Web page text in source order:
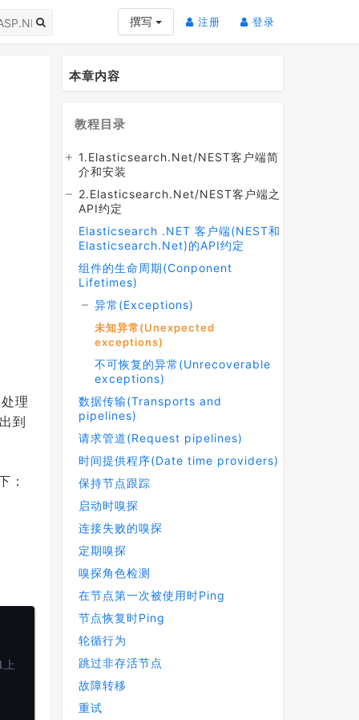
撰写 注册 (current)
登录
处理
到
：
本章内容
教程目录
1.Elasticsearch.Net/NEST客户端简
介和安装
2.Elasticsearch.Net/NEST客户端之
API约定
Elasticsearch .NET 客户端(NEST和
Elasticsearch.Net)的API约定
组件的生命周期(Conponent
Lifetimes)
异常(Exceptions)
未知异常(Unexpected
exceptions)
不可恢复的异常(Unrecoverable
exceptions)
数据传输(Transports and
pipelines)
请求管道(Request pipelines)
时间提供程序(Date time providers)
保持节点跟踪
启动时嗅探
连接失败的嗅探
定期嗅探
嗅探角色检测
在节点第一次被使用时Ping
节点恢复时Ping
轮循行为
跳过非存活节点
故障转移
重试